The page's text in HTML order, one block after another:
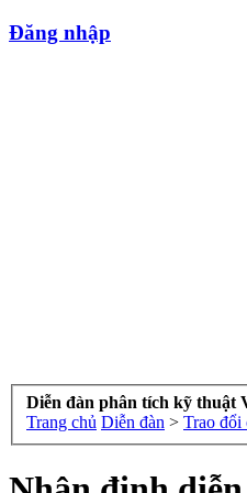
Đăng nhập
Diễn đàn phân tích kỹ thuật
Trang chủ Diễn đàn > Trao đổi